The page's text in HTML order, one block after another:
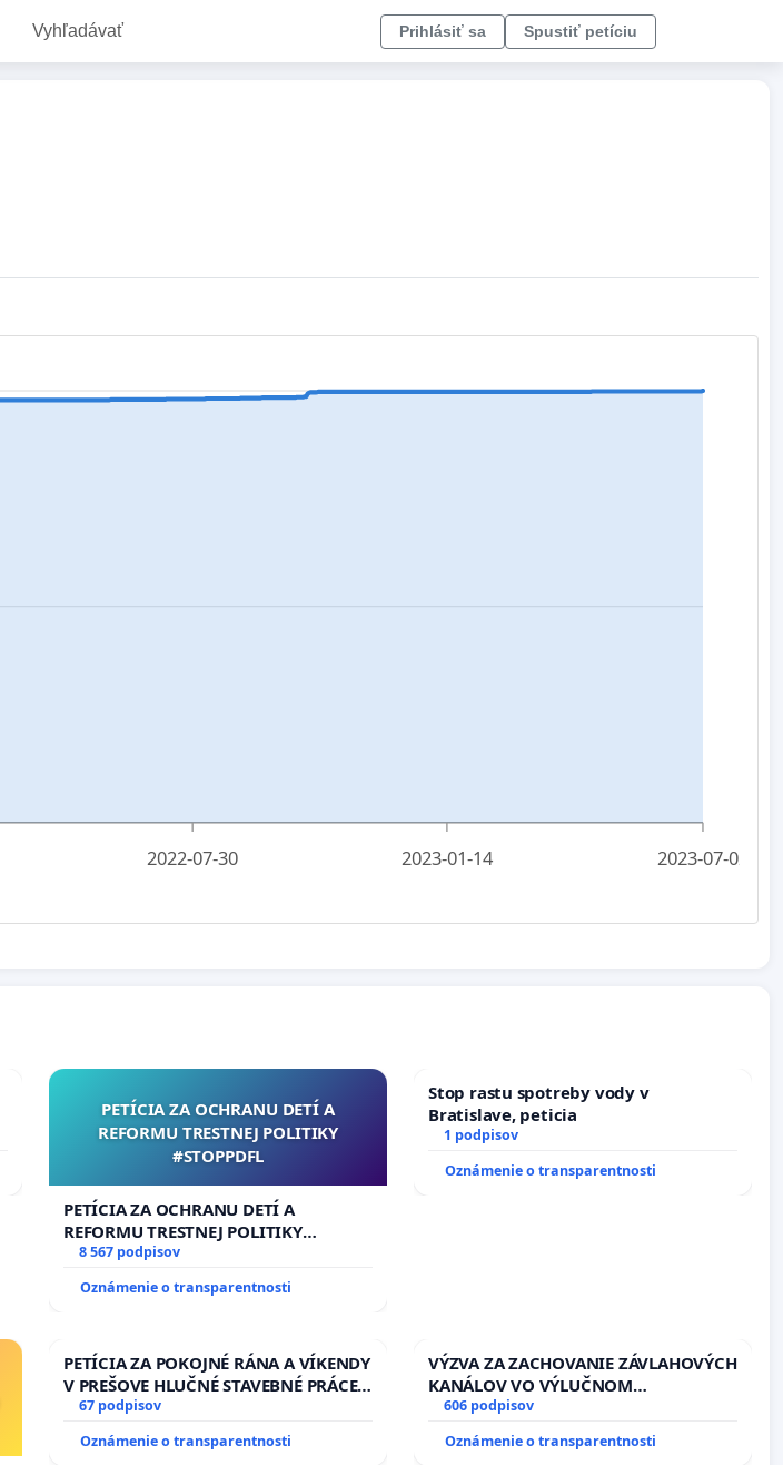
Vyhľadávať Prihlásiť sa Spustiť petíciu
2022-07-30 2023-01-14 2023-07-02
PETÍCIA ZA OCHRANU DETÍ A
REFORMU TRESTNEJ POLITIKY
#STOPPDFL
PETÍCIA ZA OCHRANU DETÍ A
REFORMU TRESTNEJ POLITIKY
#STOPPDFL
8 567 podpisov
Oznámenie o transparentnosti
Stop rastu spotreby vody v
Bratislave, peticia
1 podpisov
Oznámenie o transparentnosti
PETÍCIA ZA POKOJNÉ RÁNA A VÍKENDY
V PREŠOVE HLUČNÉ STAVEBNÉ PRÁCE
V SOBOTU LEN OD 9.00 DO 13.00
HOD., CEZ PRACOVNÝ TÝŽDEŇ CIEĽ
8.00 – 18.00 HOD. A PRAVIDELNÁ
67 podpisov
Oznámenie o transparentnosti
VÝZVA ZA ZACHOVANIE ZÁVLAHOVÝCH
KANÁLOV VO VÝLUČNOM
VLASTNÍCTVE A POD KONTROLOU
SLOVENSKEJ REPUBLIKY & žiadosť na
riešenie zanedbaného stavu
606 podpisov
Oznámenie o transparentnosti